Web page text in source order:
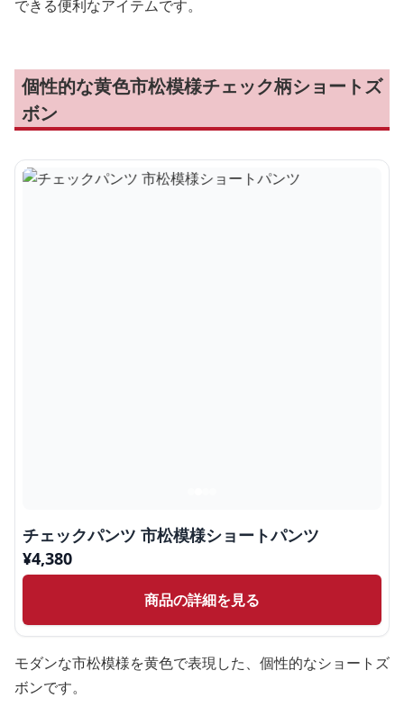
できる便利なアイテムです。
個性的な黄色市松模様チェック柄ショートズ
ボン
チェックパンツ 市松模様ショートパンツ
¥4,380
商品の詳細を見る
モダンな市松模様を黄色で表現した、個性的なショートズ
ボンです。